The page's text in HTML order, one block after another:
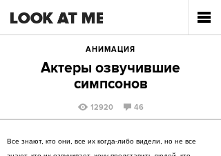
АНИМАЦИЯ
Актеры озвучившие
симпсонов
12920 46
Все знают, кто они, все их когда-либо видели, но не все